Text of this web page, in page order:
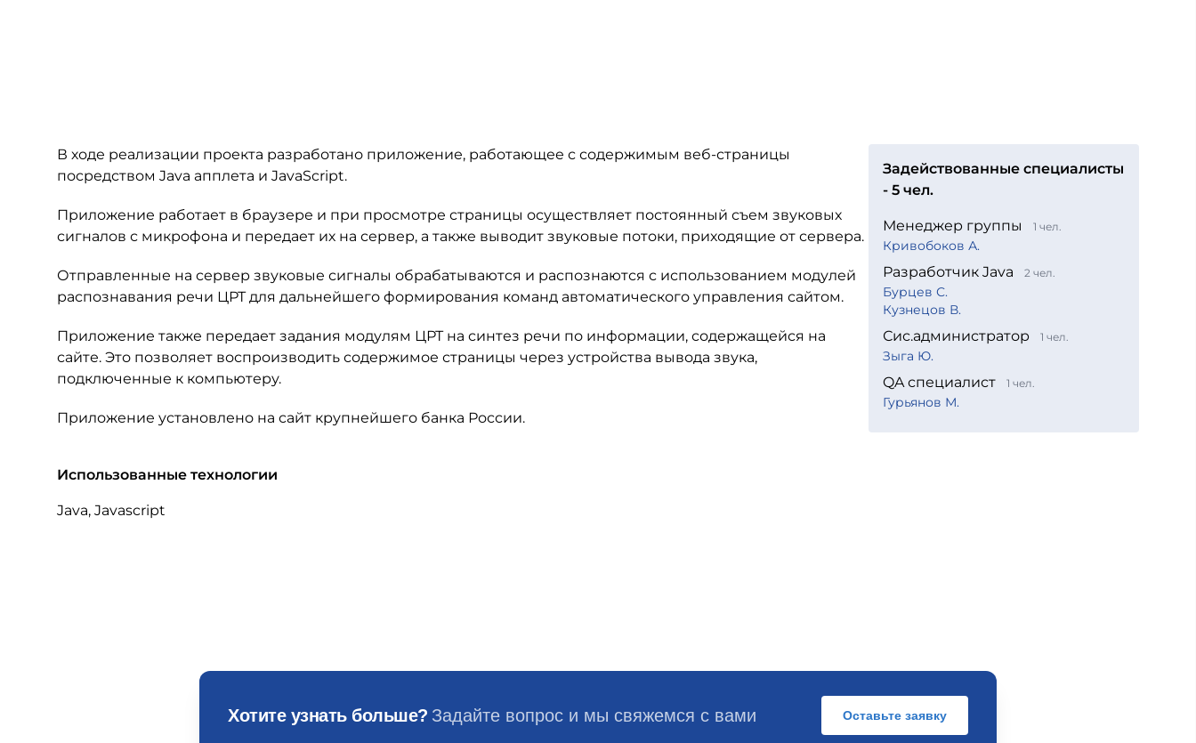
В ходе реализации проекта разработано приложение, работающее с содержимым веб-страницы
посредством Java апплета и JavaScript.
Приложение работает в браузере и при просмотре страницы осуществляет постоянный съем звуковых
сигналов с микрофона и передает их на сервер, а также выводит звуковые потоки, приходящие от сервера.
Отправленные на сервер звуковые сигналы обрабатываются и распознаются с использованием модулей
распознавания речи ЦРТ для дальнейшего формирования команд автоматического управления сайтом.
Приложение также передает задания модулям ЦРТ на синтез речи по информации, содержащейся на
сайте. Это позволяет воспроизводить содержимое страницы через устройства вывода звука,
подключенные к компьютеру.
Приложение установлено на сайт крупнейшего банка России.
Использованные технологии
Java, Javascript
Задействованные специалисты
- 5 чел.
Менеджер группы 1 чел.
Кривобоков А.
Разработчик Java 2 чел.
Бурцев С.
Кузнецов В.
Сис.администратор 1 чел.
Зыга Ю.
QA специалист 1 чел.
Гурьянов М.
Хотите узнать больше? Задайте вопрос и мы свяжемся с вами Оставьте заявку